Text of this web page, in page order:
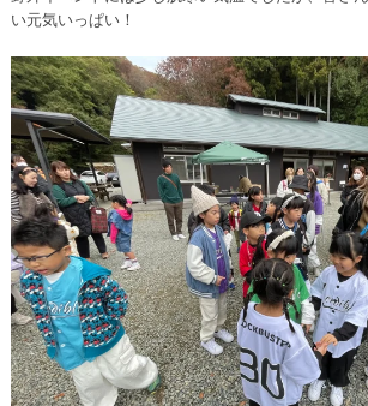
い元気いっぱい！